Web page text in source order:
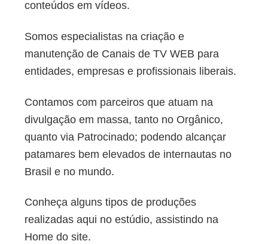
conteúdos em vídeos.
Somos especialistas na criação e
manutenção de Canais de TV WEB para
entidades, empresas e profissionais liberais.
Contamos com parceiros que atuam na
divulgação em massa, tanto no Orgânico,
quanto via Patrocinado; podendo alcançar
patamares bem elevados de internautas no
Brasil e no mundo.
Conheça alguns tipos de produções
realizadas aqui no estúdio, assistindo na
Home do site.